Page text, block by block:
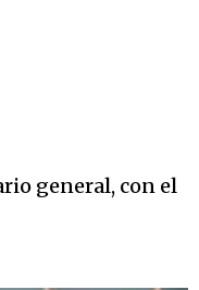
general, con el